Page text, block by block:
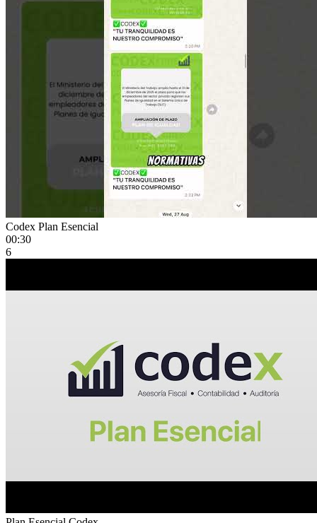
Codex Plan Esencial
00:30
6